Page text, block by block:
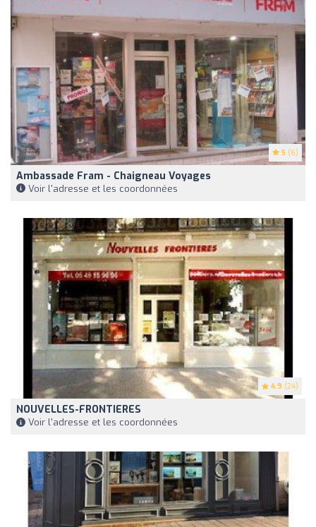
5 (6)
Ambassade Fram - Chaigneau Voyages
Voir l'adresse et les coordonnées
4.9 (24)
NOUVELLES-FRONTIERES
Voir l'adresse et les coordonnées